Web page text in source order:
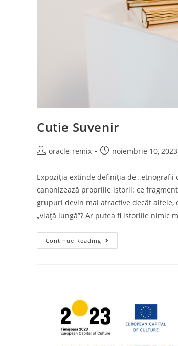
Cutie Suvenir
oracle-remix noiembrie 10, 2023
Expoziția extinde definiția de
canonizează propriile istorii: ce
grupuri devin mai atractive decât altele,
„viață lungă”? Ar putea fi istoriile nimic
Continue Reading